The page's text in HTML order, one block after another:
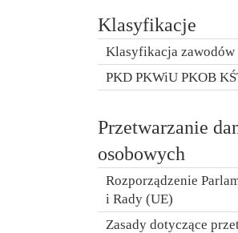
Klasyfikacje
Klasyfikacja
PKD PKWiU PKOB
Przetwarzanie
osobowych
Rozporządzenie
i Rady (UE)
Zasady dotyczące